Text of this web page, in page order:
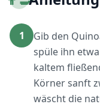
1
Gib den
spüle ihn
kaltem
Körner sanft
wäscht die